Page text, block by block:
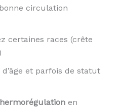
circulation
certaines races (crête
et parfois de statut
en